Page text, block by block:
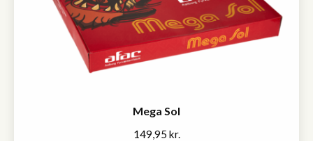
Mega Sol
149,95 kr.